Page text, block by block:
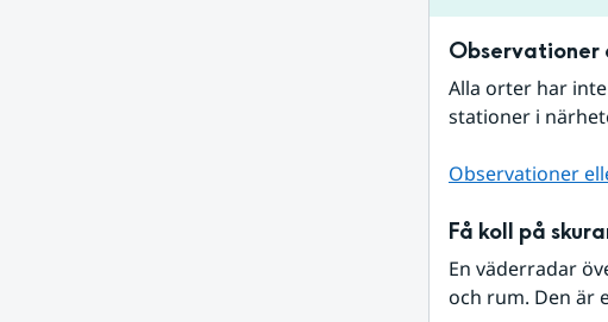
Observationer
Alla orter har
stationer i
Observationer
Få koll på
En väderradar
och rum. Den är